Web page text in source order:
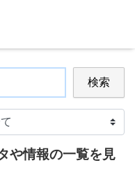
検索
や情報の一覧を見